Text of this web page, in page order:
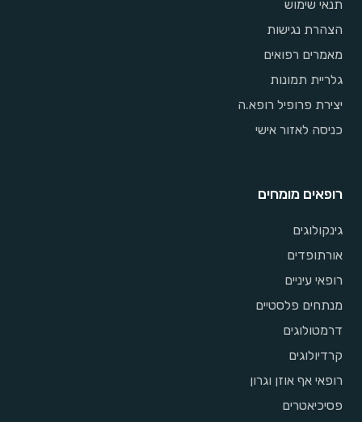
תנאי שימוש
הצהרת נגישות
מאמרים רפואים
גלריית תמונות
יצירת פרופיל רופא.ה
כניסה לאזור אישי
רופאים מומחים
גינקולוגים
אורתופדים
רופאי עיניים
מנתחים פלסטיים
דרמטולוגים
קרדיולוגים
רופאי אף אוזן וגרון
פסיכיאטרים